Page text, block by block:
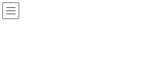
コ
ン
ナ
ビ